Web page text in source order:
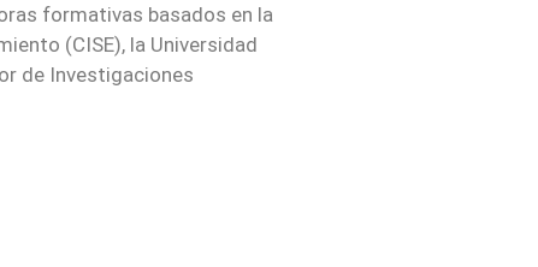
formativas basados en la
(CISE), la Universidad
de Investigaciones